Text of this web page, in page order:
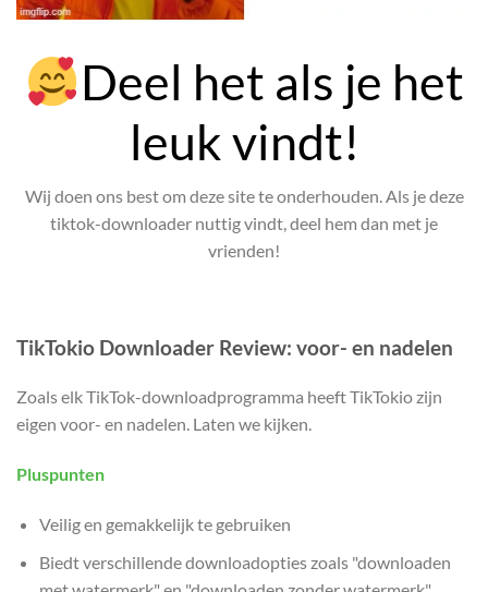
Deel het als je het
leuk vindt!
Wij doen ons best om deze site te onderhouden. Als je deze
tiktok-downloader nuttig vindt, deel hem dan met je
vrienden!
TikTokio Downloader Review: voor- en nadelen
Zoals elk TikTok-downloadprogramma heeft TikTokio zijn
eigen voor- en nadelen. Laten we kijken.
Pluspunten
Veilig en gemakkelijk te gebruiken
Biedt verschillende downloadopties zoals "downloaden